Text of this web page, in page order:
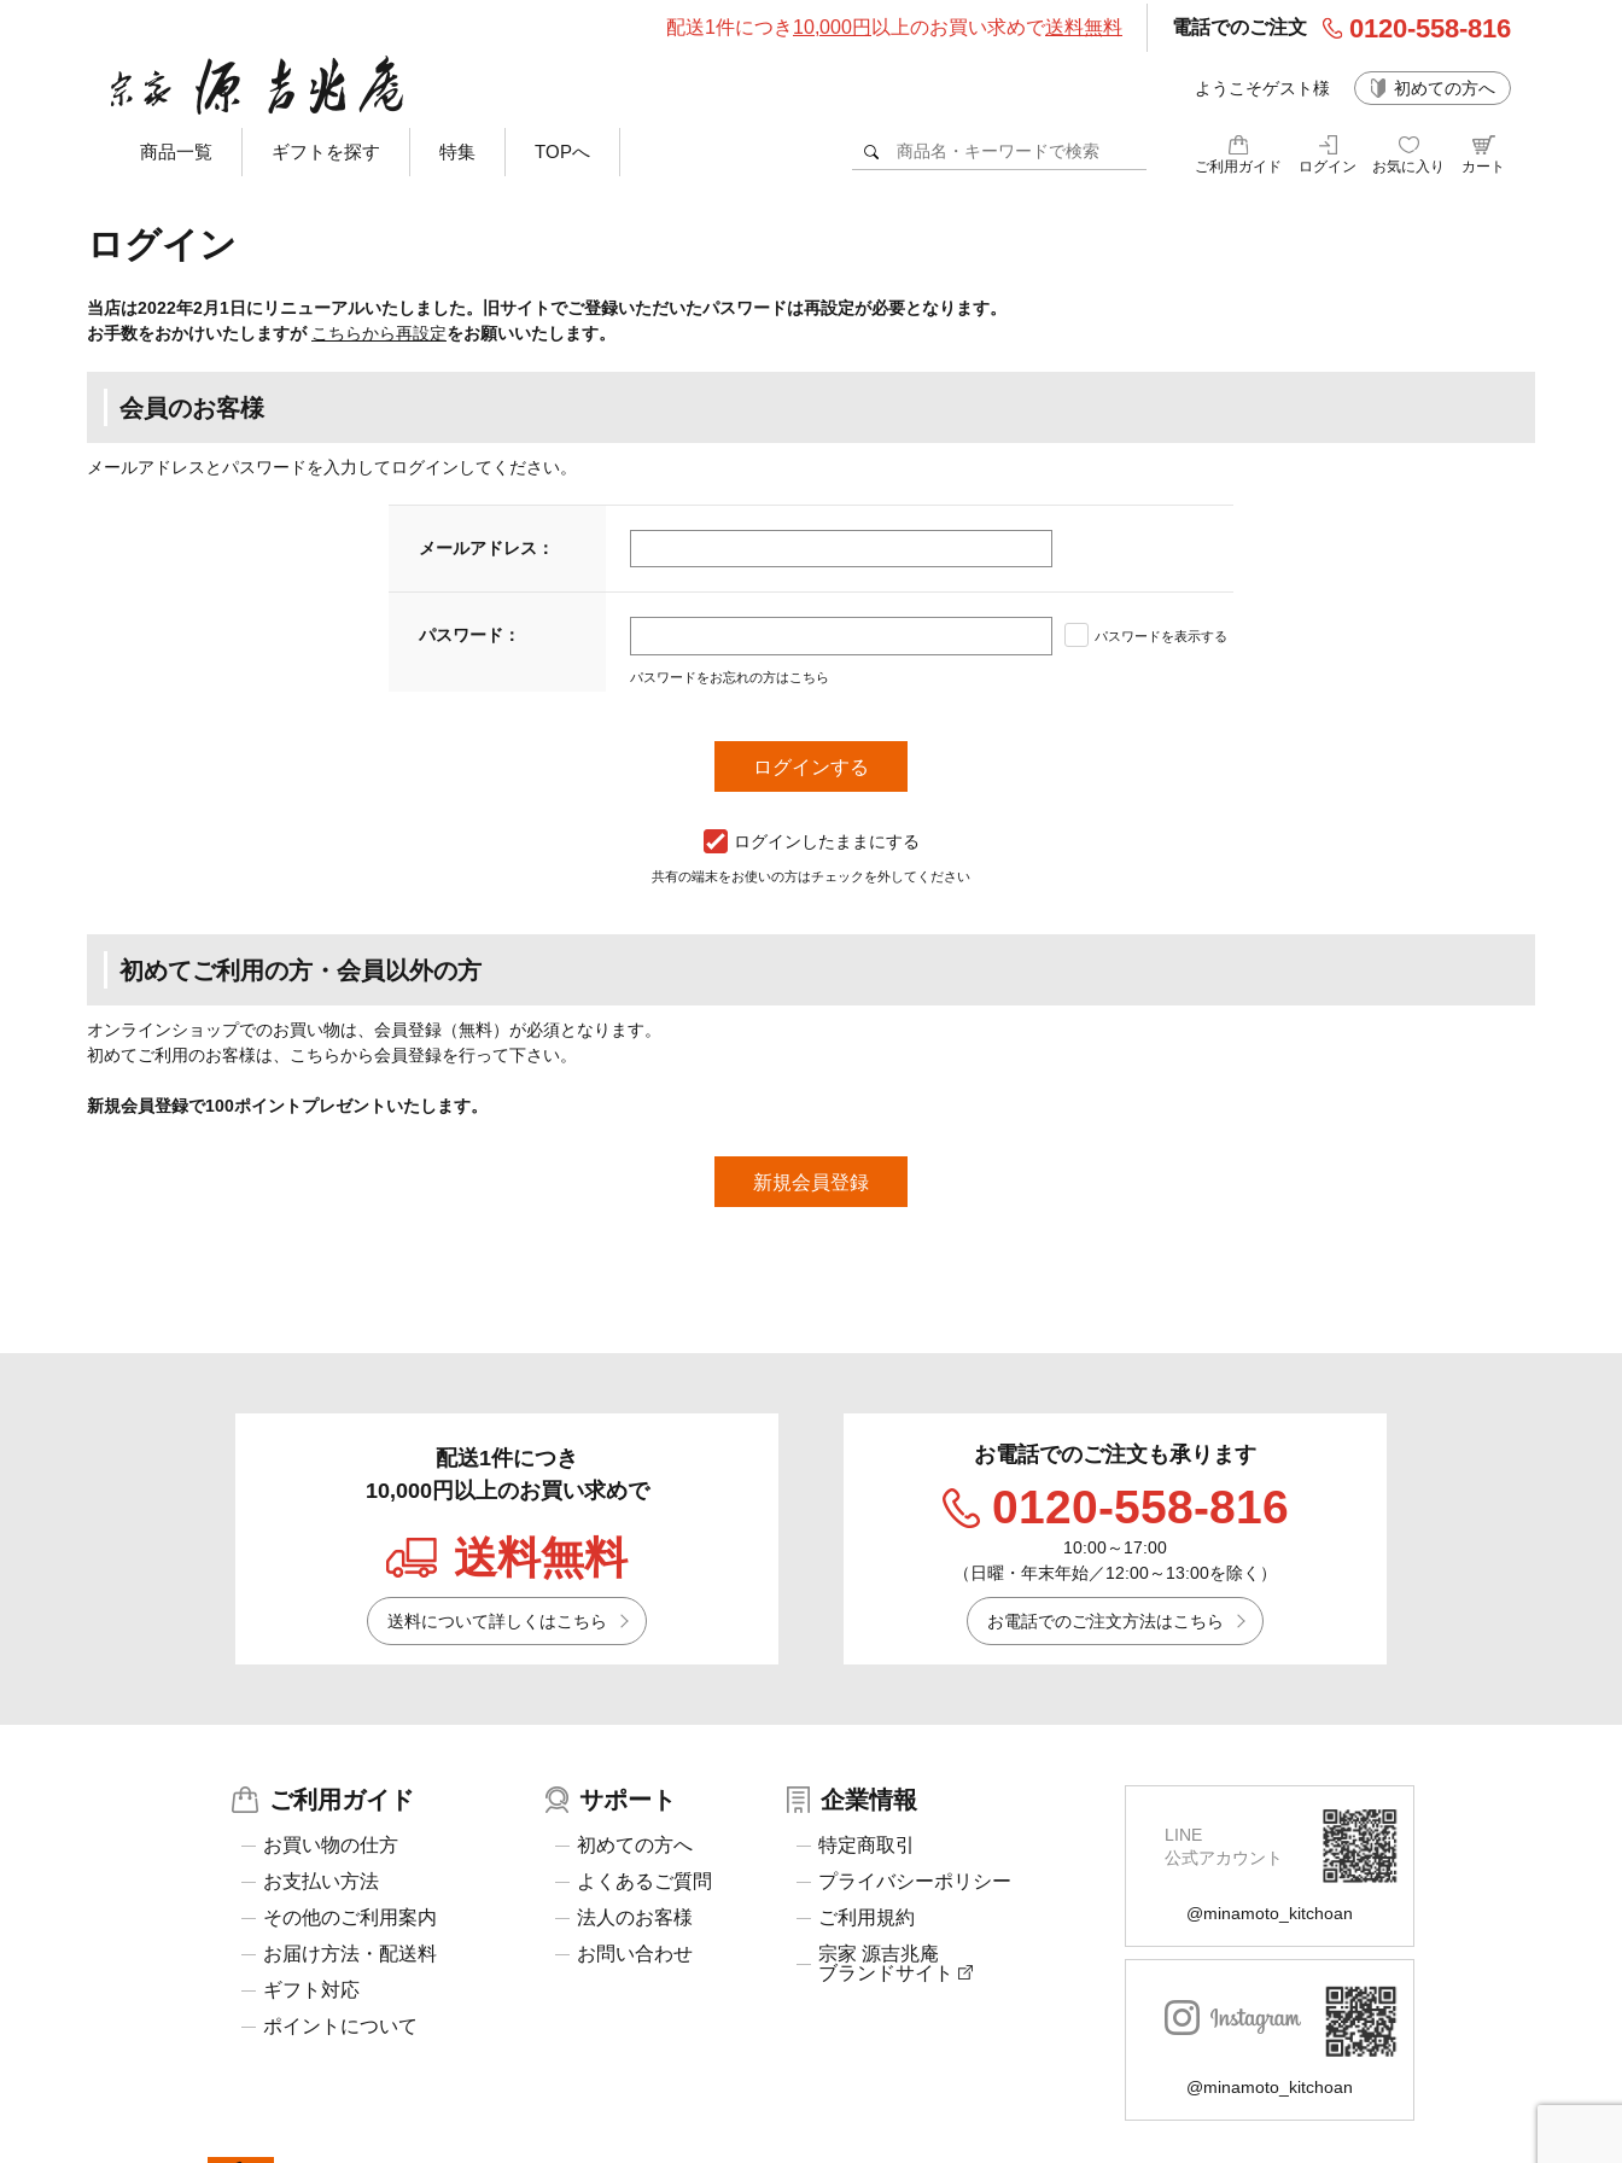
配送1件につき 10,000円 以上のお買い求めで送料無料 電話でのご注文 0120-558-816
ようこそゲスト様 初めての方へ
商品一覧 ギフトを探す 特集 TOPへ
ご利用ガイド ログイン お気に入り カート
ログイン
当店は2022年2月1日にリニューアルいたしました。旧サイトでご登録いただいたパスワードは再設定が必要となります。
お手数をおかけいたしますが こちらから再設定をお願いいたします。
会員のお客様
メールアドレスとパスワードを入力してログインしてください。
メールアドレス：
パスワード： パスワードを表示する
パスワードをお忘れの方はこちら
ログインしたままにする
共有の端末をお使いの方はチェックを外してください
初めてご利用の方・会員以外の方
オンラインショップでのお買い物は、会員登録（無料）が必須となります。
初めてご利用のお客様は、こちらから会員登録を行って下さい。
新規会員登録で100ポイントプレゼントいたします。
配送1件につき
10,000円以上のお買い求めで
送料無料
送料について詳しくはこちら
お電話でのご注文も承ります
0120-558-816
10:00～17:00
（日曜・年末年始／12:00～13:00を除く）
お電話でのご注文方法はこちら
ご利用ガイド
お買い物の仕方
お支払い方法
その他のご利用案内
お届け方法・配送料
ギフト対応
ポイントについて
サポート
初めての方へ
よくあるご質問
法人のお客様
お問い合わせ
企業情報
特定商取引
プライバシーポリシー
ご利用規約
宗家 源吉兆庵
ブランドサイト
LINE
公式アカウント
@minamoto_kitchoan
@minamoto_kitchoan